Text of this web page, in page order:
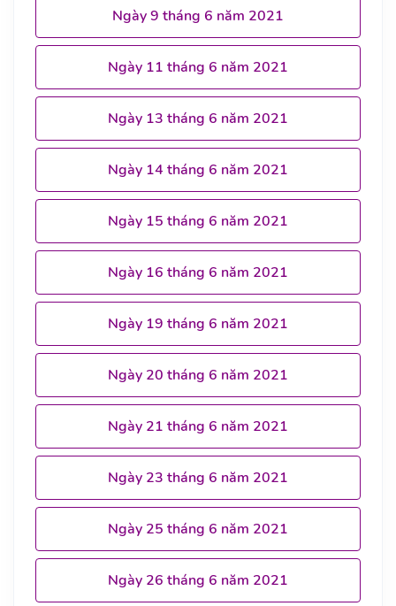
Ngày 9 tháng 6 năm 2021
Ngày 11 tháng 6 năm 2021
Ngày 13 tháng 6 năm 2021
Ngày 14 tháng 6 năm 2021
Ngày 15 tháng 6 năm 2021
Ngày 16 tháng 6 năm 2021
Ngày 19 tháng 6 năm 2021
Ngày 20 tháng 6 năm 2021
Ngày 21 tháng 6 năm 2021
Ngày 23 tháng 6 năm 2021
Ngày 25 tháng 6 năm 2021
Ngày 26 tháng 6 năm 2021